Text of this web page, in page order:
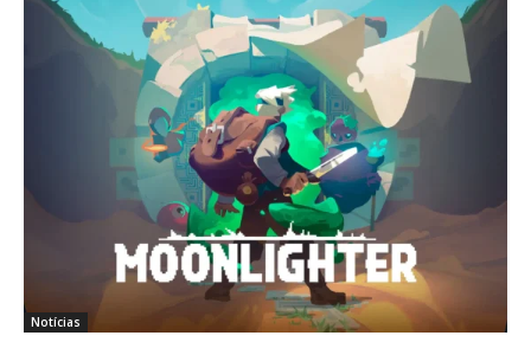
Notícias